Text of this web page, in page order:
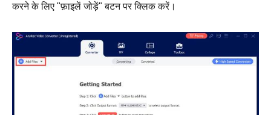
करने के लिए "फ़ाइलें जोड़ें" बटन पर क्लिक करें।